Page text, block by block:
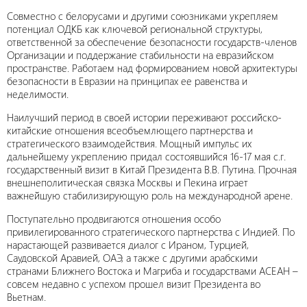
Совместно с белорусами и другими союзниками укрепляем
потенциал ОДКБ как ключевой региональной структуры,
ответственной за обеспечение безопасности государств-членов
Организации и поддержание стабильности на евразийском
пространстве. Работаем над формированием новой архитектуры
безопасности в Евразии на принципах ее равенства и
неделимости.
Наилучший период в своей истории переживают российско-
китайские отношения всеобъемлющего партнерства и
стратегического взаимодействия. Мощный импульс их
дальнейшему укреплению придал состоявшийся 16-17 мая с.г.
государственный визит в Китай Президента В.В. Путина. Прочная
внешнеполитическая связка Москвы и Пекина играет
важнейшую стабилизирующую роль на международной арене.
Поступательно продвигаются отношения особо
привилегированного стратегического партнерства с Индией. По
нарастающей развивается диалог с Ираном, Турцией,
Саудовской Аравией, ОАЭ, а также с другими арабскими
странами Ближнего Востока и Магриба и государствами АСЕАН –
совсем недавно с успехом прошел визит Президента во
Вьетнам.